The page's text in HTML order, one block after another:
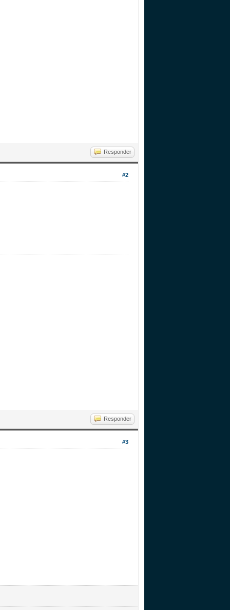
Responder
#2
Responder
#3